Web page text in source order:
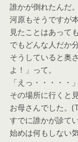
誰かが倒れたんだ。
河原もそうですが
見たことはあって
でもどんな人だか
そうしていると奥
よ！」って。
「えっ・・・・・」
その場所に行くと
お母さんでした。
すでに誰かが診てい
始めは何もしない